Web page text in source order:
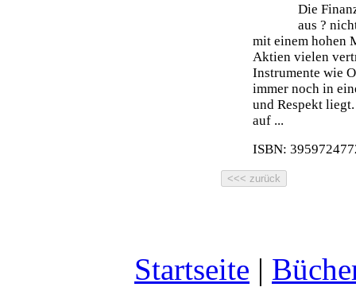
Die
aus ?
mit einem hohen
Aktien vielen
Instrumente wie
immer noch in
und Respekt
auf ...
ISBN:
Startseite |